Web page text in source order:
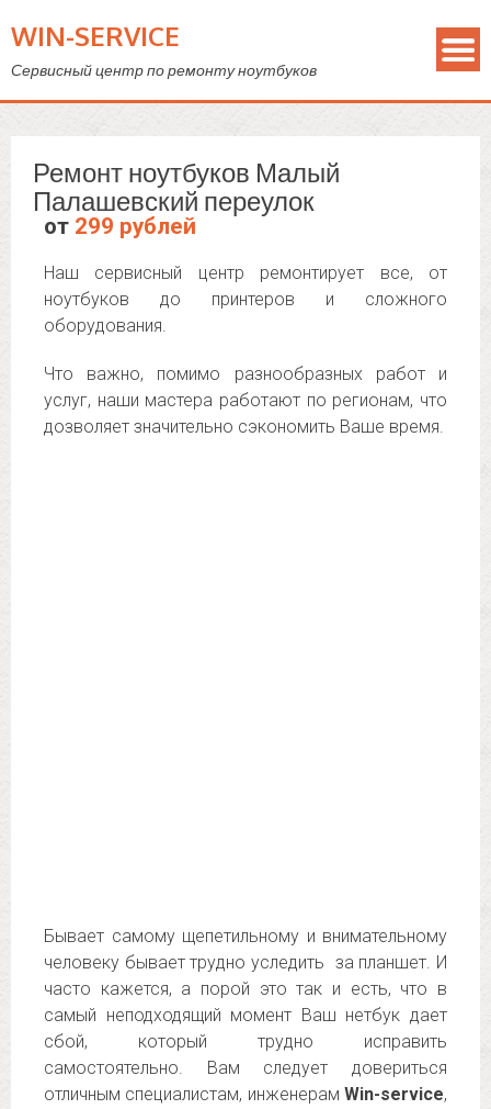
WIN-SERVICE
Сервисный центр по ремонту ноутбуков
Ремонт ноутбуков Малый
Палашевский переулок
от 299 рублей
Наш сервисный центр ремонтирует все, от
ноутбуков до принтеров и сложного
оборудования.
Что важно, помимо разнообразных работ и
услуг, наши мастера работают по регионам, что
дозволяет значительно сэкономить Ваше время.
Бывает самому щепетильному и внимательному
человеку бывает трудно уследить за планшет. И
часто кажется, а порой это так и есть, что в
самый неподходящий момент Ваш нетбук дает
сбой, который трудно исправить
самостоятельно. Вам следует довериться
отличным специалистам, инженерам Win-service,